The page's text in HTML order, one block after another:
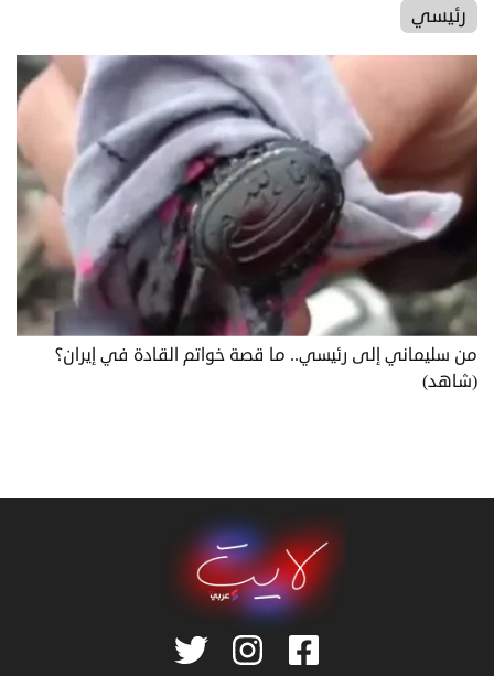
رئيسي
من سليماني إلى رئيسي.. ما قصة خواتم القادة في إيران؟
(شاهد)